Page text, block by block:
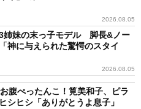
2026.08.05
姉妹の末っ子モデル 脚長&ノー
神に与えられた驚愕のスタイ
2026.08.05
腹ぺったんこ！筧美和子、ピラ
ヒシ「ありがとうよ息子」